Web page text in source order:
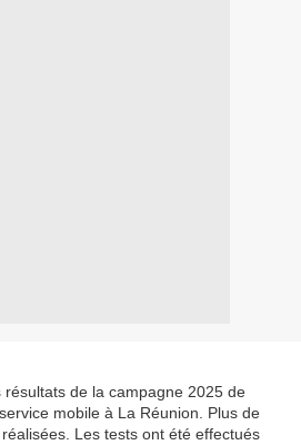
de la campagne 2025 de
mobile à La Réunion. Plus de
Les tests ont été effectués